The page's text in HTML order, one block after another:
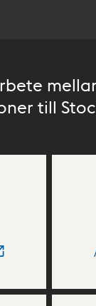
till